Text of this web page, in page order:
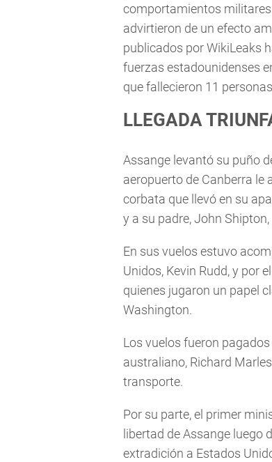
comportamientos
advirtieron de un efecto
publicados por WikiLeaks
fuerzas estadounidenses
que fallecieron 11
LLEGADA
Assange levantó su puño
aeropuerto de Canberra le
corbata que llevó en su
y a su padre, John
En sus vuelos estuvo
Unidos, Kevin Rudd, y por
quienes jugaron un papel
Washington.
Los vuelos fueron
australiano, Richard
transporte.
Por su parte, el primer
libertad de Assange luego
extradición a Estados